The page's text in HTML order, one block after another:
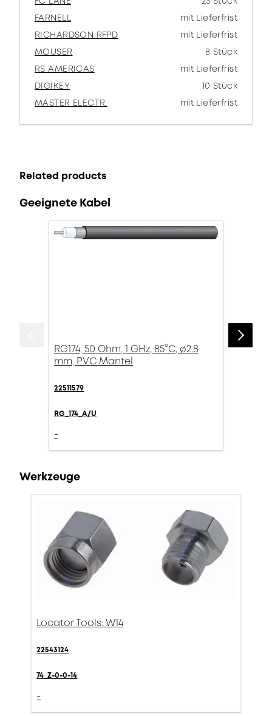
FARNELL
mit Lieferfrist
RICHARDSON RFPD
mit Lieferfrist
MOUSER
8 Stück
RS AMERICAS
mit Lieferfrist
DIGIKEY
10 Stück
MASTER ELECTR.
mit Lieferfrist
Related products
Geeignete Kabel
RG174, 50 Ohm, 1 GHz, 85°C, ø2.8
mm, PVC Mantel
22511579
RG_174_A/U
-
Werkzeuge
Locator Tools: W14
22543124
74_Z-0-0-14
-